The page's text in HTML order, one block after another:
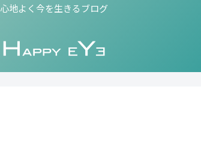
心地よく今を生きるブログ